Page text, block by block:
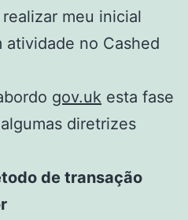
meu inicial
no Cashed
gov.uk esta fase
diretrizes
de transação